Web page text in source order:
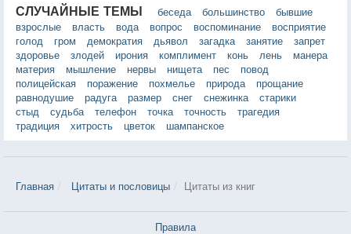
СЛУЧАЙНЫЕ ТЕМЫ беседа большинство
бывшие
взрослые
власть вода вопрос воспоминание
восприятие
голод
гром демократия дьявол загадка занятие
запрет
здоровье
злодей ирония комплимент конь лень
манера
материя
мышление нервы нищета пес
повод
полицейская
поражение похмелье природа
прощание
равнодушие
радуга размер снег снежинка
старики
стыд
судьба телефон точка точность
трагедия
традиция
хитрость цветок шампанское
Главная Цитаты и пословицы Цитаты из книг
Правила